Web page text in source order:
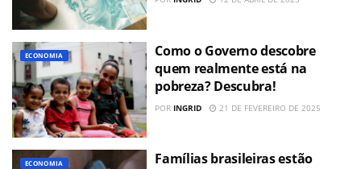
ECONOMIA
Como o Governo descobre
quem realmente está na
pobreza? Descubra!
POR INGRID 21 DE FEVEREIRO DE 2025
ECONOMIA
Famílias brasileiras estão